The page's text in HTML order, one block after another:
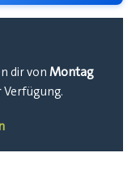
dir von Montag